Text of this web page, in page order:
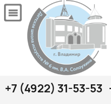
+7 (4922) 31-53-53